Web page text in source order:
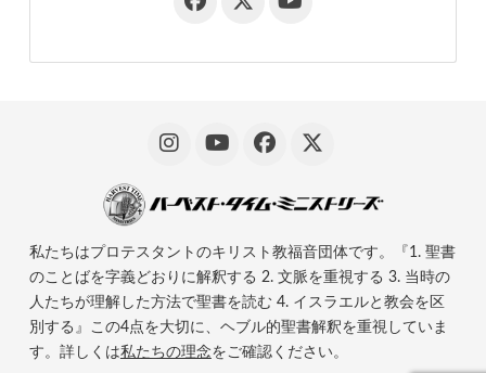
私たちはプロテスタントのキリスト教福音団体です。『1. 聖書
のことばを字義どおりに解釈する 2. 文脈を重視する 3. 当時の
人たちが理解した方法で聖書を読む 4. イスラエルと教会を区
別する』この4点を大切に、ヘブル的聖書解釈を重視していま
す。詳しくは私たちの理念をご確認ください。